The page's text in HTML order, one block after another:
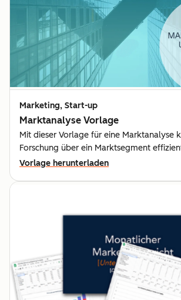
Marketing, Start-up
Marktanalyse Vorlage
Mit dieser Vorlage für eine Marktanalyse
Forschung über ein Marktsegment
Vorlage herunterladen